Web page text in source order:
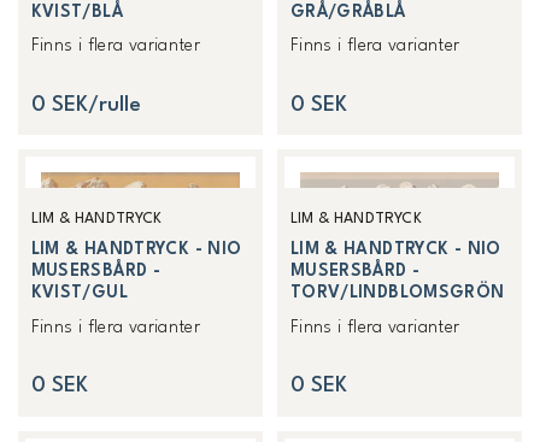
KVIST/BLÅ
Finns i flera varianter
0 SEK/rulle
GRÅ/GRÅBLÅ
Finns i flera varianter
0 SEK
LIM & HANDTRYCK
LIM & HANDTRYCK - NIO
MUSERSBÅRD -
KVIST/GUL
Finns i flera varianter
0 SEK
LIM & HANDTRYCK
LIM & HANDTRYCK - NIO
MUSERSBÅRD -
TORV/LINDBLOMSGRÖN
Finns i flera varianter
0 SEK